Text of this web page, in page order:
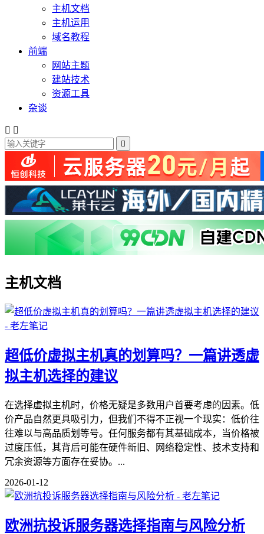
主机文档
主机运用
域名教程
前端
网站主题
建站技术
资源工具
杂谈
 

主机文档
超低价虚拟主机真的划算吗？一篇讲透虚
拟主机选择的建议
在选择虚拟主机时，价格无疑是多数用户首要考虑的因素。低
价产品自然更具吸引力，但我们不得不正视一个现实：低价往
往难以与高品质划等号。任何服务都有其基础成本，当价格被
过度压低，其背后可能在硬件新旧、网络稳定性、技术支持和
冗余资源等方面存在妥协。...
2026-01-12
欧洲抗投诉服务器选择指南与风险分析